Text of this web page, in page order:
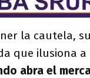
la cautela,
que ilusiona
abra el